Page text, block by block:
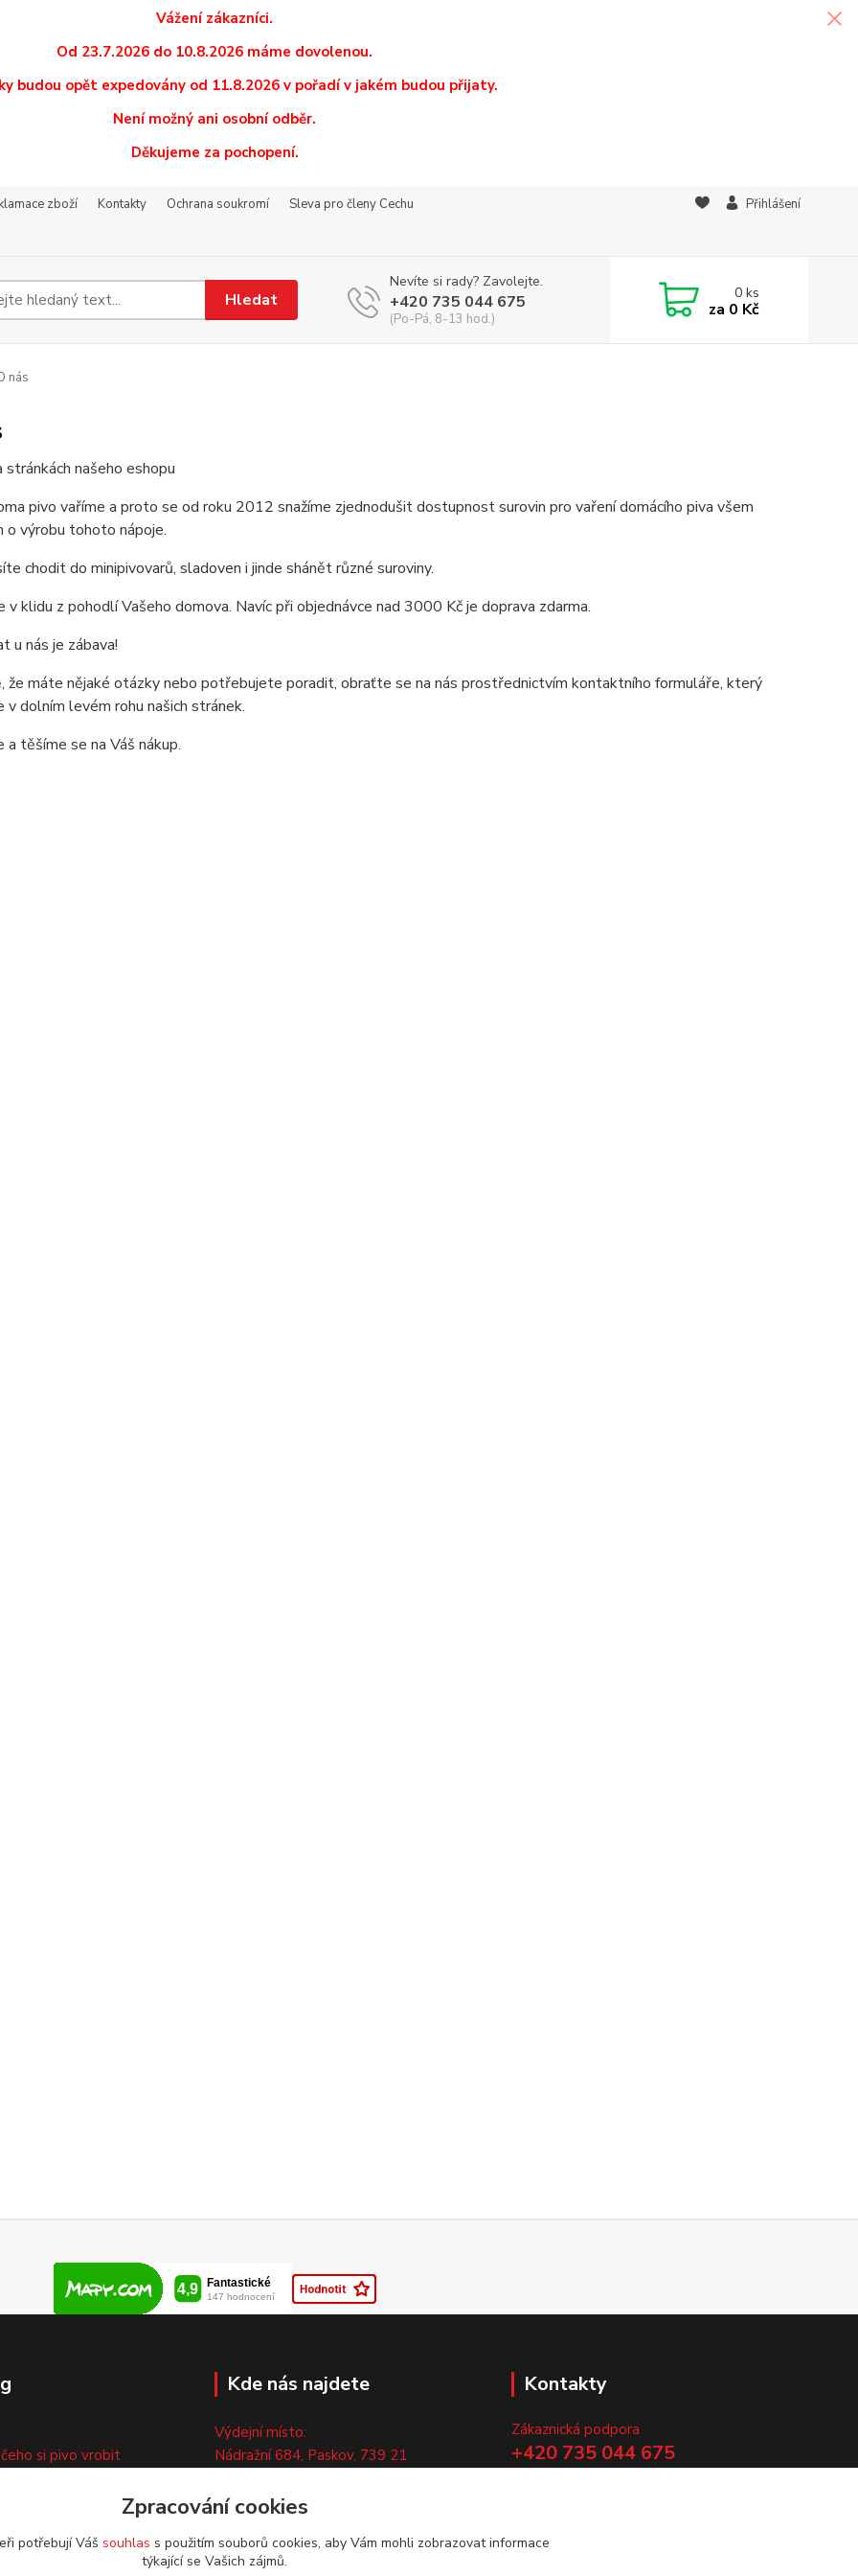
Vážení zákazníci.
Od 23.7.2026 do 10.8.2026 máme dovolenou.
budou opět expedovány od 11.8.2026 v pořadí v jakém budou přijaty.
Není možný ani osobní odběr.
Děkujeme za pochopení.
zboží Kontakty Ochrana soukromí
Sleva pro členy Cechu
Přihlášení
Hledat
Nevíte si rady? Zavolejte.
+420 735 044 675
(Po-Pá, 8-13 hod.)
0ks
za 0 Kč
nás
našeho eshopu
pivo vaříme a proto se od roku 2012 snažíme zjednodušit dostupnost surovin pro vaření domácího piva všem
o výrobu tohoto nápoje.
chodit do minipivovarů, sladoven i jinde shánět různé suroviny.
v klidu z pohodlí Vašeho domova. Navíc při objednávce nad 3000 Kč je doprava zdarma.
u nás je zábava!
že máte nějaké otázky nebo potřebujete poradit, obraťte se na nás prostřednictvím kontaktního formuláře, který
v dolním levém rohu našich stránek.
a těšíme se na Váš nákup.
čeho si pivo vrobit
Kde nás najdete
Výdejní místo:
Nádražní 684, Paskov, 739 21
Pouze po předchozí tel. domluvě.
Kontakty
Zákaznická podpora
+420 735 044 675
Zpracování cookies
potřebují Váš souhlas s použitím souborů cookies, aby Vám mohli zobrazovat informace
týkající se Vašich zájmů.